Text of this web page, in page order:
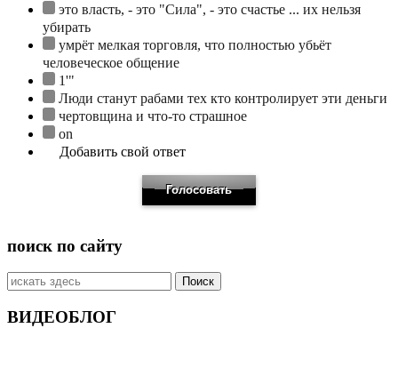
это власть, - это "Сила", - это счастье ... их нельзя
убирать
умрёт мелкая торговля, что полностью убьёт
человеческое общение
1'"
Люди станут рабами тех кто контролирует эти деньги
чертовщина и что-то страшное
on
Добавить свой ответ
поиск по сайту
Искать:
ВИДЕОБЛОГ